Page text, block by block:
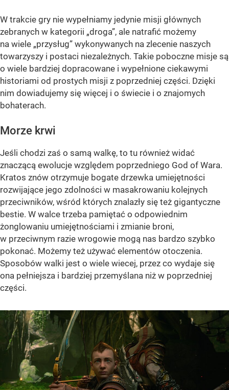
W trakcie gry nie wypełniamy jedynie misji głównych
zebranych w kategorii „droga”, ale natrafić możemy
na wiele „przysług” wykonywanych na zlecenie naszych
towarzyszy i postaci niezależnych. Takie poboczne misje są
o wiele bardziej dopracowane i wypełnione ciekawymi
historiami od prostych misji z poprzedniej części. Dzięki
nim dowiadujemy się więcej i o świecie i o znajomych
bohaterach.
Morze krwi
Jeśli chodzi zaś o samą walkę, to tu również widać
znaczącą ewolucje względem poprzedniego God of Wara.
Kratos znów otrzymuje bogate drzewka umiejętności
rozwijające jego zdolności w masakrowaniu kolejnych
przeciwników, wśród których znalazły się też gigantyczne
bestie. W walce trzeba pamiętać o odpowiednim
żonglowaniu umiejętnościami i zmianie broni,
w przeciwnym razie wrogowie mogą nas bardzo szybko
pokonać. Możemy też używać elementów otoczenia.
Sposobów walki jest o wiele wiecej, przez co wydaje się
ona pełniejsza i bardziej przemyślana niż w poprzedniej
części.